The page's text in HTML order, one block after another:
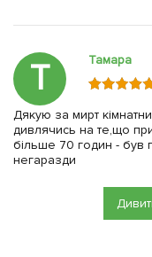
Т Тамара
Дякую за мирт
дивлячись на те,що
більше 70 годин - був
негаразди